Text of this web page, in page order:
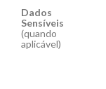
Dados
Sensíveis
(quando
aplicável)